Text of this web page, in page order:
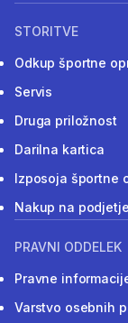
STORITVE
Odkup športne
Servis
Druga priložnost
Darilna kartica
Izposoja športne
Nakup na
PRAVNI ODDELEK
Pravne
Varstvo osebnih